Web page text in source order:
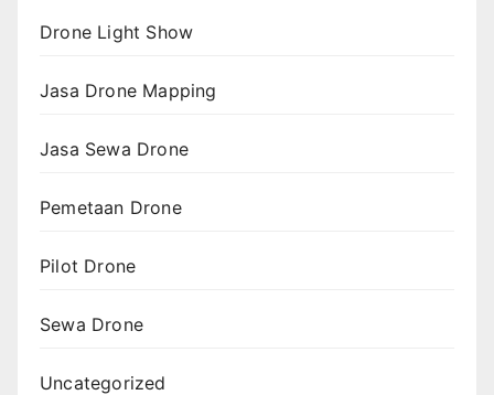
Drone Light Show
Jasa Drone Mapping
Jasa Sewa Drone
Pemetaan Drone
Pilot Drone
Sewa Drone
Uncategorized